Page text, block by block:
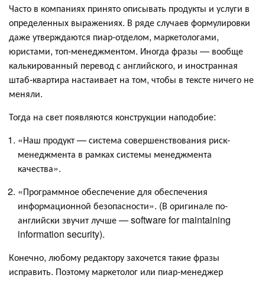
Часто в компаниях принято описывать продукты и услуги в
определенных выражениях. В ряде случаев формулировки
даже утверждаются пиар-отделом, маркетологами,
юристами, топ-менеджментом. Иногда фразы — вообще
калькированный перевод с английского, и иностранная
штаб-квартира настаивает на том, чтобы в тексте ничего не
меняли.
Тогда на свет появляются конструкции наподобие:
«Наш продукт — система совершенствования риск-
менеджмента в рамках системы менеджмента
качества».
«Программное обеспечение для обеспечения
информационной безопасности». (В оригинале по-
английски звучит лучше — software for maintaining
information security).
Конечно, любому редактору захочется такие фразы
исправить. Поэтому маркетолог или пиар-менеджер